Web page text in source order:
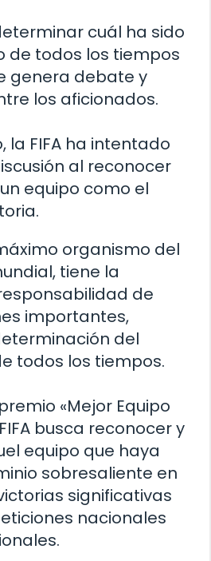
cuál ha sido
de todos los tiempos
genera debate y
los aficionados.
la FIFA ha intentado
al reconocer
equipo como el
organismo del
tiene la
de
importantes,
del
todos los tiempos.
«Mejor Equipo
busca reconocer y
equipo que haya
sobresaliente en
significativas
nacionales